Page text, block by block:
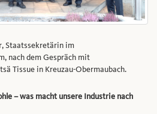
Staatssekretärin im
nach dem Gespräch mit
Tissue in Kreuzau-Obermaubach.
– was macht unsere Industrie nach